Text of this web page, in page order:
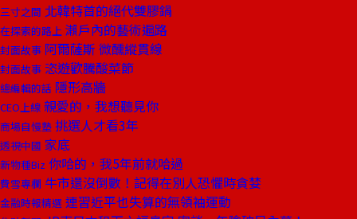
三寸之間 北韓特首的絕代雙膠鍋
在探索的路上 瀨戶內的藝術遍路
封面故事 阿爾薩斯 微醺縱貫線
封面故事 恣遊歡騰酸菜節
總編輯的話 隱形高牆
CEO上線 親愛的，我想聽見你
商場自慢塾 挑選人才看3年
透視中國 家底
新物種Biz 你哈的，我5年前就哈過
費雪專欄 牛市還沒倒數！記得在別人恐懼時貪婪
金融時報精選 連習近平也失算的無領袖運動